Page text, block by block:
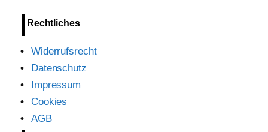
Rechtliches
Widerrufsrecht
Datenschutz
Impressum
Cookies
AGB